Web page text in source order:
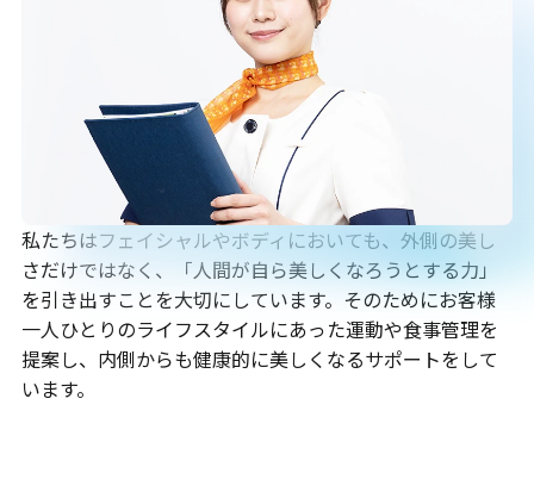
私たちはフェイシャルやボディにおいても、外側の美し
さだけではなく、「人間が自ら美しくなろうとする力」
を引き出すことを大切にしています。そのためにお客様
一人ひとりのライフスタイルにあった運動や食事管理を
提案し、内側からも健康的に美しくなるサポートをして
います。